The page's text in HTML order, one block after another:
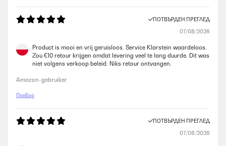
ПОТВЪРДЕН ПРЕГЛЕД
07/08/2026
Product is mooi en vrij geruisloos. Service Klarstein waardeloos.
Zou €10 retour krijgen omdat levering veel te lang duurde. Dit was
niet volgens verkoop beleid. Niks retour ontvangen.
Amazon-gebruiker
Превод
ПОТВЪРДЕН ПРЕГЛЕД
07/08/2026